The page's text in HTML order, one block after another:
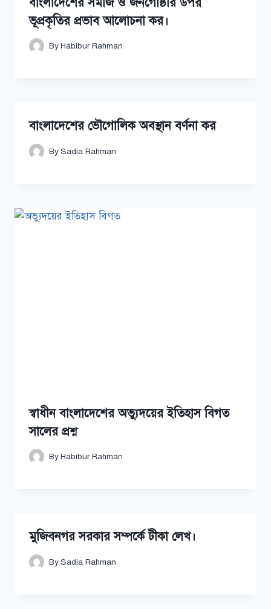
ভূপ্রকৃতির প্রভাব আলোচনা কর।
ByHabibur Rahman
বাংলাদেশের ভৌগোলিক অবস্থান বর্ণনা কর
BySadia Rahman
স্বাধীন বাংলাদেশের অভ্যুদয়ের ইতিহাস বিগত
সালের প্রশ্ন
ByHabibur Rahman
মুজিবনগর সরকার সম্পর্কে টীকা লেখ।
BySadia Rahman